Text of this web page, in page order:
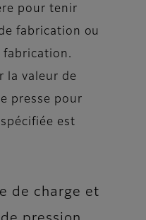
pour tenir
fabrication ou
fabrication.
la valeur de
presse pour
est
de charge et